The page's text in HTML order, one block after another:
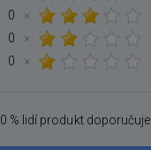
0
×
0
×
0
×
0 % lidí produkt doporučuje